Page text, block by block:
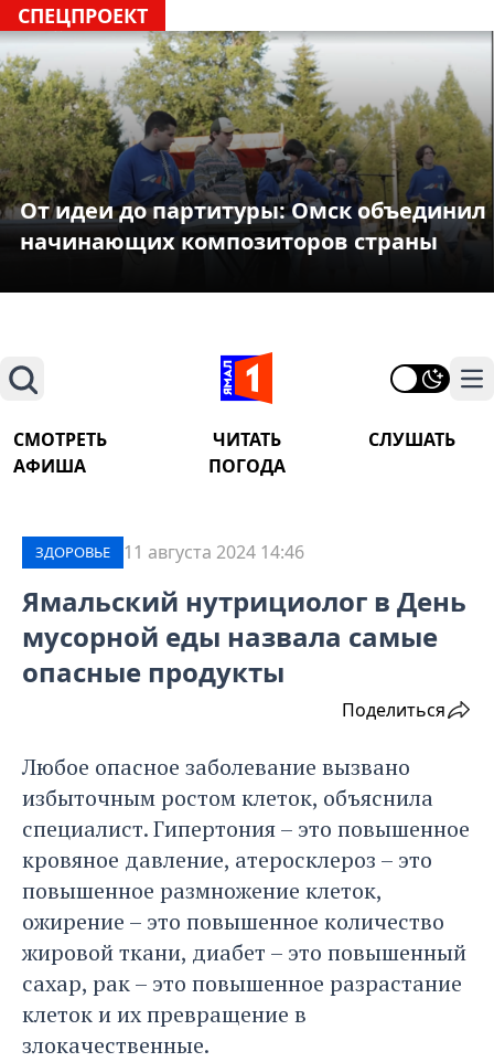
СПЕЦПРОЕКТ
От идеи до партитуры: Омск объединил
начинающих композиторов страны
Поиск
СМОТРЕТЬ ЧИТАТЬ
СЛУШАТЬ
АФИША
ПОГОДА
ЗДОРОВЬЕ 11 августа 2024 14:46
Ямальский нутрициолог в День
мусорной еды назвала самые
опасные продукты
Поделиться
Любое опасное заболевание вызвано
избыточным ростом клеток, объяснила
специалист. Гипертония – это повышенное
кровяное давление, атеросклероз – это
повышенное размножение клеток,
ожирение – это повышенное количество
жировой ткани, диабет – это повышенный
сахар, рак – это повышенное разрастание
клеток и их превращение в
злокачественные.